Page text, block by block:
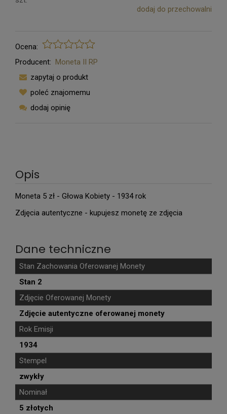
dodaj do przechowalni
Ocena:
Producent:
Moneta II RP
zapytaj o produkt
poleć znajomemu
dodaj opinię
Opis
Moneta 5 zł - Głowa Kobiety - 1934 rok
Zdjęcia autentyczne - kupujesz monetę ze zdjęcia
Dane techniczne
Stan Zachowania Oferowanej Monety
Stan 2
Zdjęcie Oferowanej Monety
Zdjęcie autentyczne oferowanej monety
Rok Emisji
1934
Stempel
zwykły
Nominał
5 złotych